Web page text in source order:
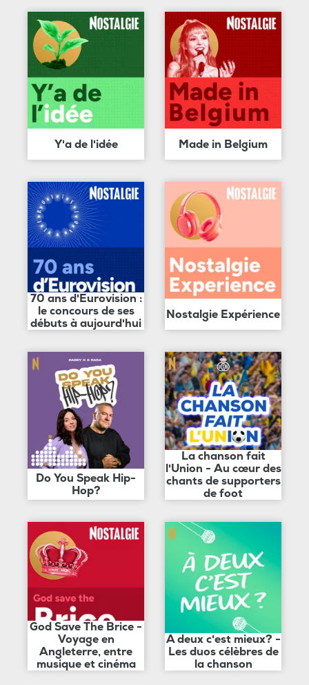
Y'a de l'idée Made in Belgium
70 ans d'Eurovision :
le concours de ses
débuts à aujourd'hui
Nostalgie Expérience
Do You Speak Hip-
Hop?
La chanson fait
l'Union - Au cœur des
chants de supporters
de foot
God Save The Brice -
Voyage en
Angleterre, entre
musique et cinéma
A deux c'est mieux? -
Les duos célèbres de
la chanson